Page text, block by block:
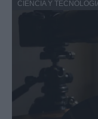
CIENCIA Y